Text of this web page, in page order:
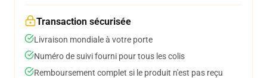
Transaction sécurisée
Livraison mondiale à votre porte
Numéro de suivi fourni pour tous les colis
Remboursement complet si le produit n'est pas reçu